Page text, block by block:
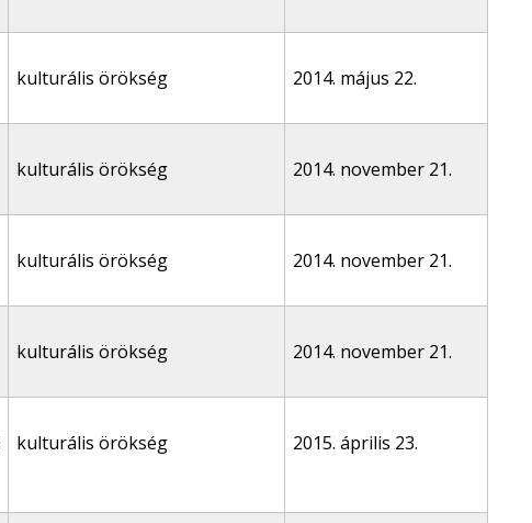
kulturális örökség 2014. május 22.
kulturális örökség 2014. november 21.
kulturális örökség 2014. november 21.
kulturális örökség 2014. november 21.
kulturális örökség 2015. április 23.